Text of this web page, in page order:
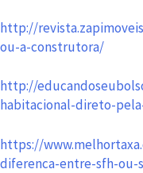
http://
ou-a-construtora/
http://
habitacional-direto-
https://
diferenca-entre-sfh-ou-